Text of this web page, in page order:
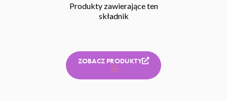
Produkty zawierające ten
składnik
ZOBACZ PRODUKTY